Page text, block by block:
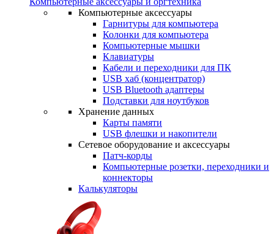
Компьютерные аксессуары
Гарнитуры для компьютера
Колонки для компьютера
Компьютерные мышки
Клавиатуры
Кабели и переходники для ПК
USB хаб (концентратор)
USB Bluetooth адаптеры
Подставки для ноутбуков
Хранение данных
Карты памяти
USB флешки и накопители
Сетевое оборудование и аксессуары
Патч-корды
Компьютерные розетки, переходники и
коннекторы
Калькуляторы